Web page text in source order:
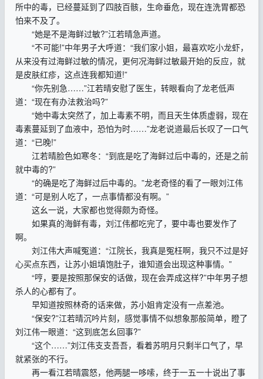
所中的毒，已经蔓延到了四肢百骸，生命垂危，现在连洗胃都恐
怕来不及了。
“她是不是海鲜过敏?”江若晴急声道。
“不可能!”中年男子大呼道：“我们家小姐，最喜欢吃小龙虾，
从来没有过海鲜过敏的情况，更何况海鲜过敏最开始的反应，就
是皮肤红疹，这点连我都知道!”
“你先别急……”江若晴安慰了医生，转眼看向了龙老低声
道：“现在有办法救治吗?”
“她中毒太突然了，加上毒素不明，而且天生体质虚弱，现在
毒素蔓延到了血液中，恐怕为时……”龙老说道最后长叹了一口气
道：“已晚!”
江若晴脸色如寒冬：“到底是吃了海鲜过后中毒的，还是之前
就中毒的?”
“的确是吃了海鲜过后中毒的。”龙老奇怪的看了一眼刘江伟
道：“可是别人吃了，一点事情都没有啊。”
这幺一说，大家都也觉得颇为奇怪。
如果真的海鲜有毒，刘江伟都吃完了，要中毒也要发作了
啊。
刘江伟大声喊冤道：“江院长，我真是冤枉啊，我只不过是好
心买点东西，让苏小姐填饱肚子，谁知道会出现这种事情。”
“哼，要是按照那保安的话做，现在会弄成这样?”中年男子想
杀人的心都有了。
早知道按照林奇的话来做，苏小姐肯定没有一点差池。
“保安?”江若晴沉吟片刻，感觉事情不似想象那般简单，瞪了
刘江伟一眼道：“这到底怎幺回事?”
“这个……”刘江伟支支吾吾，看着苏明月只剩半口气了，早
就紧张的不行。
再一看江若晴震怒，他两腿一哆嗦，终于一五一十说出了事